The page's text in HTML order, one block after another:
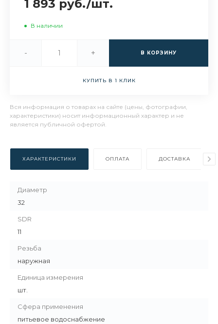
1 893 руб./шт.
В наличии
- + В КОРЗИНУ
КУПИТЬ В 1 КЛИК
Вся информация о товарах на сайте (цены, фотографии,
характеристики) носит информационный характер и не
является публичной офертой.
ХАРАКТЕРИСТИКИ ОПЛАТА ДОСТАВКА
Диаметр
32
SDR
11
Резьба
наружная
Единица измерения
шт.
Сфера применения
питьевое водоснабжение